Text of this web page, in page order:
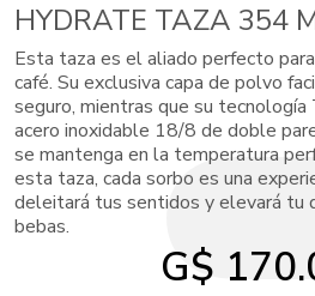
HYDRATE TAZA 354
Esta taza es el aliado perfecto
café. Su exclusiva capa de polvo
seguro, mientras que su tecnología
acero inoxidable 18/8 de doble
se mantenga en la temperatura
esta taza, cada sorbo es una
deleitará tus sentidos y elevará tu
bebas.
G$